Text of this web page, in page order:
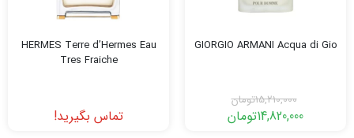
GIORGIO ARMANI Acqua di Gio
15,210,000تومان
قیمت
14,820,000تومان
قیمت
HERMES Terre d’Hermes Eau
Tres Fraiche
تماس بگیرید!